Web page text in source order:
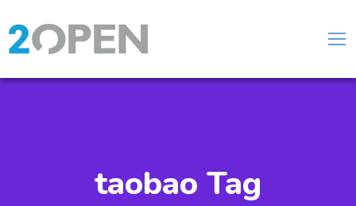
taobao Tag